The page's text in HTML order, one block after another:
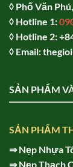
◊ Phố Văn
◊ Hotline 1:
◊ Hotline 2:
◊ Email:
SẢN PHẨM
SẢN PHẨM
⇒Nẹp Nhựa
⇒Nẹp Thạch